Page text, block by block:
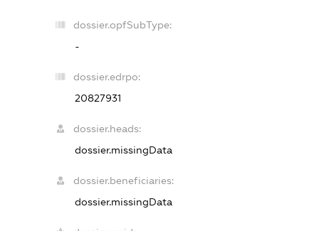
dossier.opfSubType:
-
dossier.edrpo:
20827931
dossier.heads:
dossier.missingData
dossier.beneficiaries:
dossier.missingData